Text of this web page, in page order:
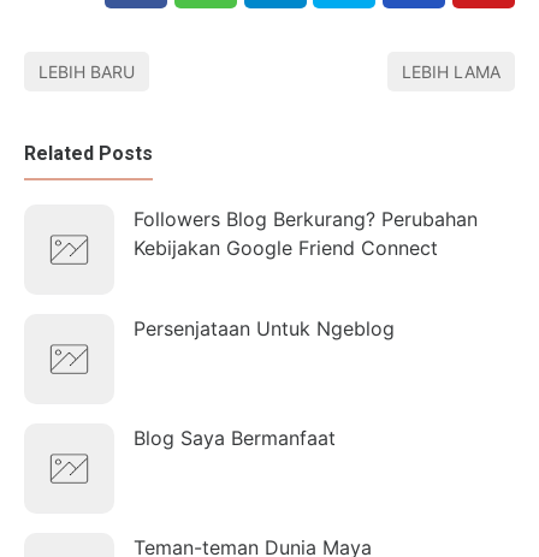
LEBIH BARU LEBIH LAMA
Related Posts
Followers Blog Berkurang? Perubahan
Kebijakan Google Friend Connect
Persenjataan Untuk Ngeblog
Blog Saya Bermanfaat
Teman-teman Dunia Maya